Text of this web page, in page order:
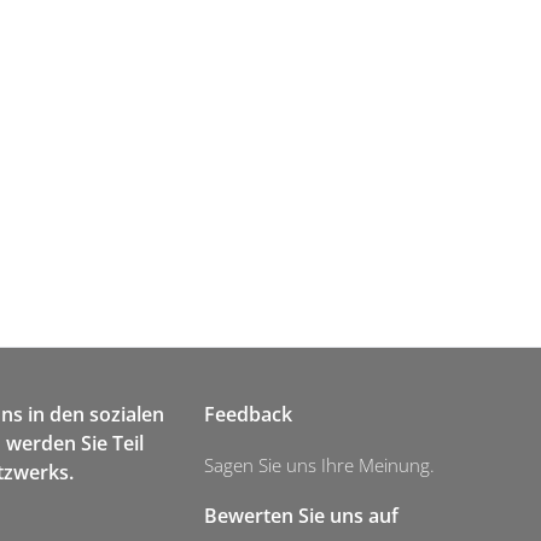
in den sozialen
Sie Teil
Feedback
Sagen Sie uns Ihre Meinung.
Bewerten Sie uns auf